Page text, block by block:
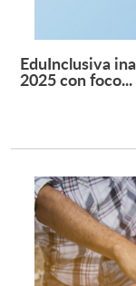
EduInclusiva
2025 con foco...